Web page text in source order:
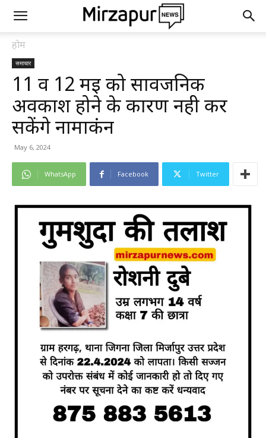
होम
समाचार
11 व 12 मई को सार्वजनिक
अवकाश होने के कारण नही कर
सकेंगे नामाकंन
May 6, 2024
WhatsApp Facebook Twitter